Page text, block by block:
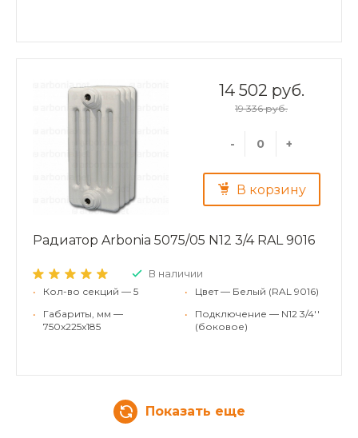
14 502 руб.
19 336 руб.
- +
В корзину
Радиатор Arbonia 5075/05 N12 3/4 RAL 9016
В наличии
•
Кол-во секций — 5
•
Габариты, мм —
750x225x185
•
Цвет — Белый (RAL 9016)
•
Подключение — N12 3/4''
(боковое)
Показать еще